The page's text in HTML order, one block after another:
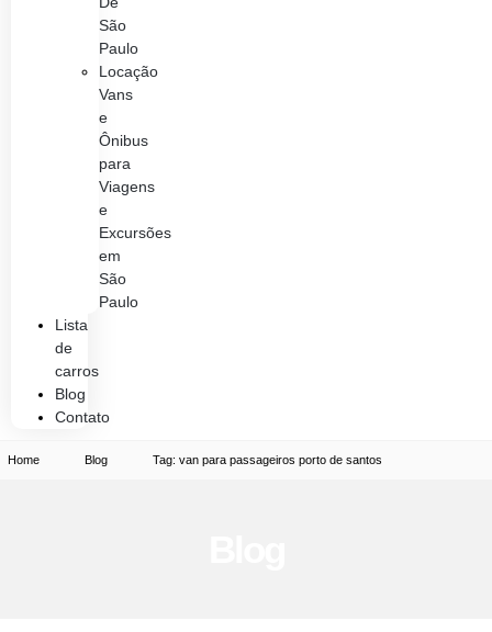
São
Paulo
Locação
Vans
e
Ônibus
para
Viagens
e
Excursões
em
São
Paulo
Lista
de
carros
Blog
Contato
Home Blog Tag: van para passageiros porto de santos